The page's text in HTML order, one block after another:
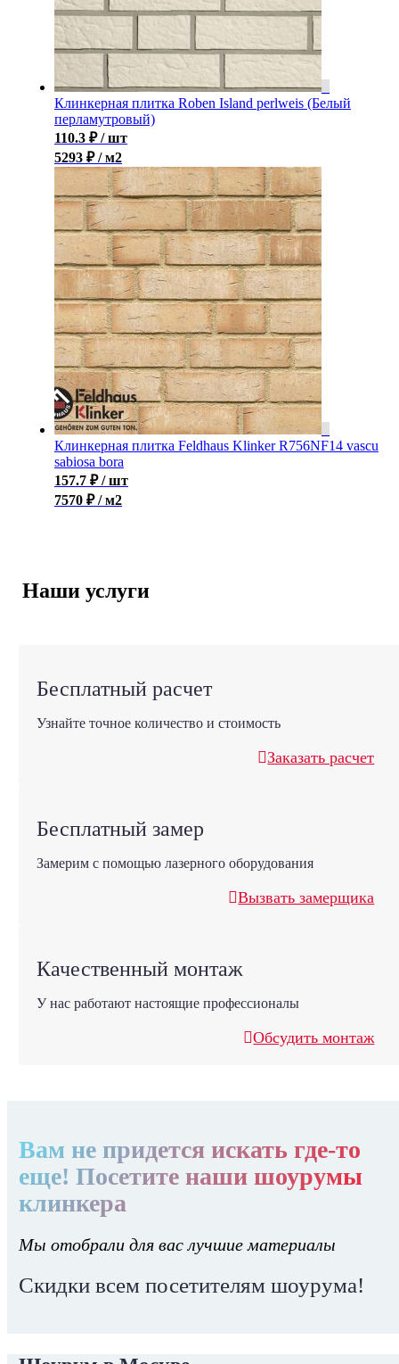
Клинкерная плитка Roben Island perlweis (Белый
перламутровый)
110.3 ₽ / шт
5293 ₽ / м2
Клинкерная плитка Feldhaus Klinker R756NF14 vascu
sabiosa bora
157.7 ₽ / шт
7570 ₽ / м2
Наши услуги
Бесплатный расчет
Узнайте точное количество и стоимость
Заказать расчет
Бесплатный замер
Замерим с помощью лазерного оборудования
Вызвать замерщика
Качественный монтаж
У нас работают настоящие профессионалы
Обсудить монтаж
Вам не придется искать где-то
еще! Посетите наши шоурумы
клинкера
Мы отобрали для вас лучшие материалы
Скидки всем посетителям шоурума!